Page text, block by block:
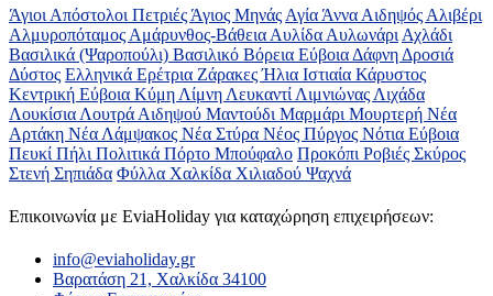
Άγιοι Απόστολοι Πετριές Άγιος Μηνάς Αγία Άννα Αιδηψός Αλιβέρι
Αλμυροπόταμος Αμάρυνθος-Βάθεια Αυλίδα Αυλωνάρι Αχλάδι
Βασιλικά (Ψαροπούλι) Βασιλικό Βόρεια Εύβοια Δάφνη Δροσιά
Δύστος Ελληνικά Ερέτρια ΖάρακεςΉλια Ιστιαία Κάρυστος
Κεντρική Εύβοια Κύμη Λίμνη Λευκαντί Λιμνιώνας Λιχάδα
Λουκίσια Λουτρά Αιδηψού Μαντούδι Μαρμάρι Μουρτερή Νέα
Αρτάκη Νέα Λάμψακος Νέα Στύρα Νέος Πύργος Νότια Εύβοια
Πευκί Πήλι Πολιτικά Πόρτο Μπούφαλο Προκόπι Ροβιές Σκύρος
Στενή Σηπιάδα Φύλλα Χαλκίδα Χιλιαδού Ψαχνά
Επικοινωνία με ΕviaHoliday για καταχώρηση επιχειρήσεων:
info@eviaholiday.gr
Βαρατάση 21, Χαλκίδα 34100